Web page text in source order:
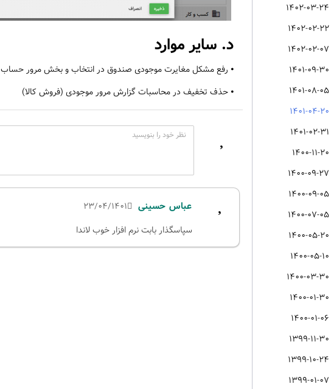
د. سایر موارد
⦁ رفع مشکل مغایرت موجودی صندوق در انتخاب و بخش مرور حساب
⦁ حذف تخفیف در محاسبات گزارش مرور موجودی (فروش کالا)
عباس حسینی
23/04/1401
سپاسگذار بابت نرم افزار خوب لاندا